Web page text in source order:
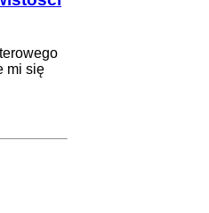
mi się